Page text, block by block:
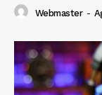
Webmaster -